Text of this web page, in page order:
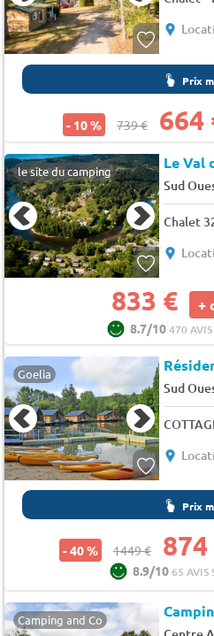
Prix
- 10 % 739 € 664
le site du camping Le Val
Sud
833 € +
8.7/10470 AVIS
Goelia
Sud
Prix
- 40 % 1449 € 874
8.9/1065 AVIS
Camping and Co